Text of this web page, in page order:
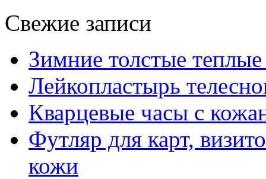
Свежие записи
Зимние толстые
Лейкопластырь
Кварцевые часы с
Футляр для карт,
кожи